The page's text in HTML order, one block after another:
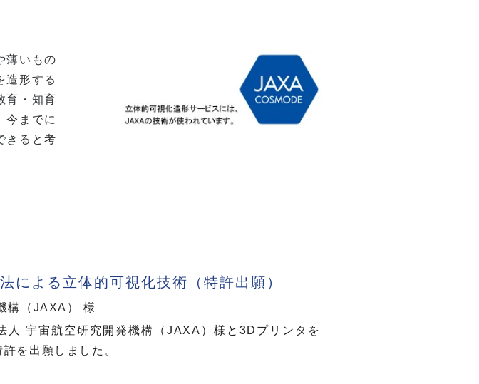
薄いもの
造形する
育・知育
までに
きると考
による立体的可視化技術（特許出願）
構（JAXA） 様
人 宇宙航空研究開発機構（JAXA）様と3Dプリンタを
を出願しました。